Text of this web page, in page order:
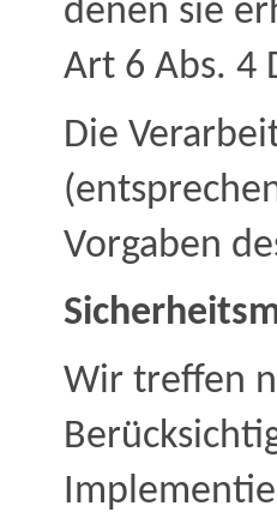
denen sie
Art 6 Abs. 4
Die
Vorgaben
Wir treffen